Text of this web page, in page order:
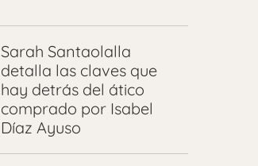
Sarah Santaolalla
detalla las claves que
hay detrás del ático
comprado por Isabel
Díaz Ayuso